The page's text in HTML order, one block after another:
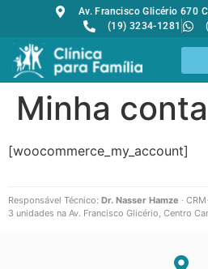
Av. Francisco Glicério 670
(19) 3234-1281
Minha conta
[woocommerce_my_account]
Responsável Técnico: Dr. Nasser Hamze ·
3 unidades na Av. Francisco Glicério, Centro